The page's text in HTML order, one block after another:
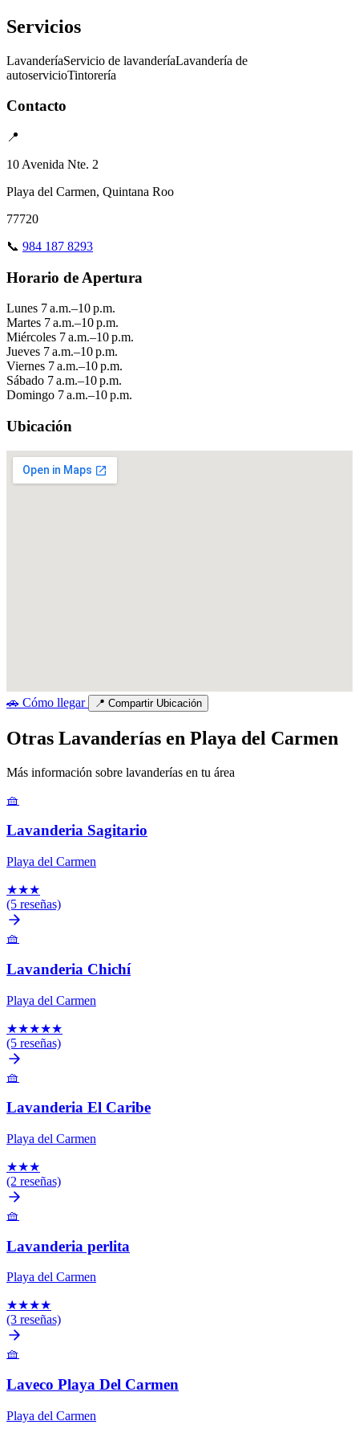
Servicios
LavanderíaServicio de lavanderíaLavandería de
autoservicioTintorería
Contacto
📍
10 Avenida Nte. 2
Playa del Carmen, Quintana Roo
77720
📞 984 187 8293
Horario de Apertura
Lunes 7 a.m.–10 p.m.
Martes 7 a.m.–10 p.m.
Miércoles 7 a.m.–10 p.m.
Jueves 7 a.m.–10 p.m.
Viernes 7 a.m.–10 p.m.
Sábado 7 a.m.–10 p.m.
Domingo 7 a.m.–10 p.m.
Ubicación
🚗 Cómo llegar 📍 Compartir Ubicación
Otras Lavanderías en Playa del Carmen
Más información sobre lavanderías en tu área
🧺
Lavanderia Sagitario
Playa del Carmen
★★★
(5 reseñas)
🧺
Lavanderia Chichí
Playa del Carmen
★★★★★
(5 reseñas)
🧺
Lavanderia El Caribe
Playa del Carmen
★★★
(2 reseñas)
🧺
Lavanderia perlita
Playa del Carmen
★★★★
(3 reseñas)
🧺
Laveco Playa Del Carmen
Playa del Carmen